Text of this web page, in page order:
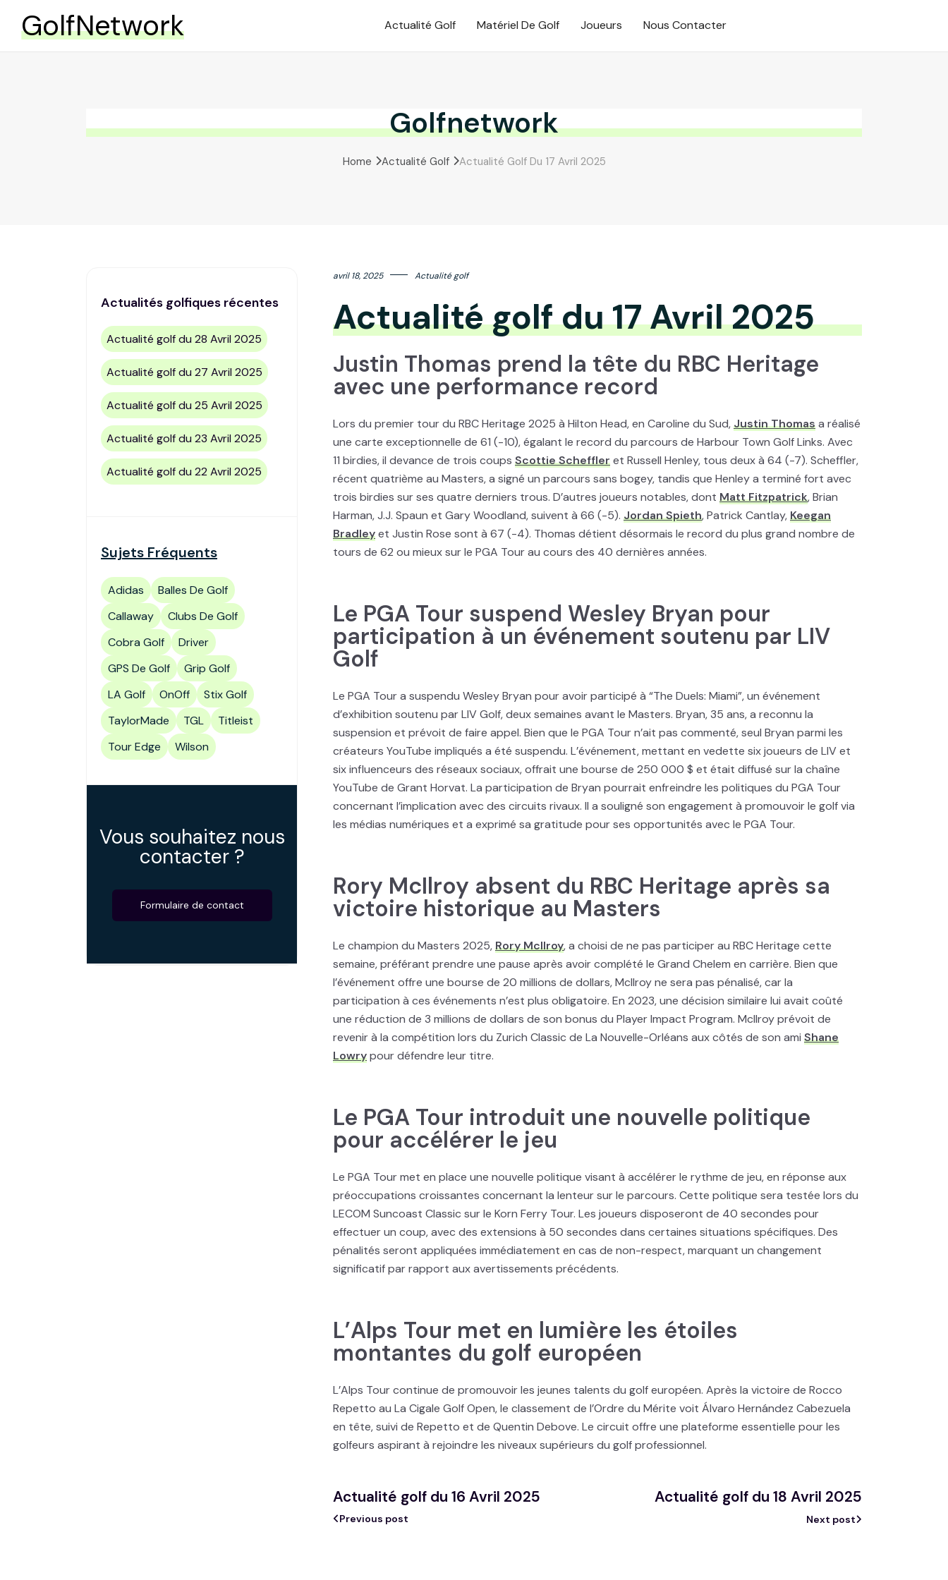
GolfNetwork Actualité Golf Matériel De Golf Joueurs Nous Contacter
Golfnetwork
Home Actualité Golf Actualité Golf Du 17 Avril 2025
Actualités golfiques récentes
Actualité golf du 28 Avril 2025
Actualité golf du 27 Avril 2025
Actualité golf du 25 Avril 2025
Actualité golf du 23 Avril 2025
Actualité golf du 22 Avril 2025
Sujets Fréquents
Adidas
Balles De Golf
Callaway
Clubs De Golf
Cobra Golf
Driver
GPS De Golf
Grip Golf
LA Golf
OnOff
Stix Golf
TaylorMade
TGL
Titleist
Tour Edge
Wilson
Vous souhaitez nous
contacter ?
Formulaire de contact
avril 18, 2025 Actualité golf
Actualité golf du 17 Avril 2025
Justin Thomas prend la tête du RBC Heritage
avec une performance record
Lors du premier tour du RBC Heritage 2025 à Hilton Head, en Caroline du Sud,Justin Thomasa réalisé
une carte exceptionnelle de 61 (-10), égalant le record du parcours de Harbour Town Golf Links. Avec
11 birdies, il devance de trois coups Scottie Scheffleret Russell Henley, tous deux à 64 (-7). Scheffler,
récent quatrième au Masters, a signé un parcours sans bogey, tandis que Henley a terminé fort avec
trois birdies sur ses quatre derniers trous. D’autres joueurs notables, dont Matt Fitzpatrick, Brian
Harman, J.J. Spaun et Gary Woodland, suivent à 66 (-5). Jordan Spieth, Patrick Cantlay,Keegan
Bradleyet Justin Rose sont à 67 (-4). Thomas détient désormais le record du plus grand nombre de
tours de 62 ou mieux sur le PGA Tour au cours des 40 dernières années.
Le PGA Tour suspend Wesley Bryan pour
participation à un événement soutenu par LIV
Golf
Le PGA Tour a suspendu Wesley Bryan pour avoir participé à “The Duels: Miami”, un événement
d’exhibition soutenu par LIV Golf, deux semaines avant le Masters. Bryan, 35 ans, a reconnu la
suspension et prévoit de faire appel. Bien que le PGA Tour n’ait pas commenté, seul Bryan parmi les
créateurs YouTube impliqués a été suspendu. L’événement, mettant en vedette six joueurs de LIV et
six influenceurs des réseaux sociaux, offrait une bourse de 250 000 $ et était diffusé sur la chaîne
YouTube de Grant Horvat. La participation de Bryan pourrait enfreindre les politiques du PGA Tour
concernant l’implication avec des circuits rivaux. Il a souligné son engagement à promouvoir le golf via
les médias numériques et a exprimé sa gratitude pour ses opportunités avec le PGA Tour.
Rory McIlroy absent du RBC Heritage après sa
victoire historique au Masters
Le champion du Masters 2025,Rory McIlroy, a choisi de ne pas participer au RBC Heritage cette
semaine, préférant prendre une pause après avoir complété le Grand Chelem en carrière. Bien que
l’événement offre une bourse de 20 millions de dollars, McIlroy ne sera pas pénalisé, car la
participation à ces événements n’est plus obligatoire. En 2023, une décision similaire lui avait coûté
une réduction de 3 millions de dollars de son bonus du Player Impact Program. McIlroy prévoit de
revenir à la compétition lors du Zurich Classic de La Nouvelle-Orléans aux côtés de son ami Shane
Lowrypour défendre leur titre.
Le PGA Tour introduit une nouvelle politique
pour accélérer le jeu
Le PGA Tour met en place une nouvelle politique visant à accélérer le rythme de jeu, en réponse aux
préoccupations croissantes concernant la lenteur sur le parcours. Cette politique sera testée lors du
LECOM Suncoast Classic sur le Korn Ferry Tour. Les joueurs disposeront de 40 secondes pour
effectuer un coup, avec des extensions à 50 secondes dans certaines situations spécifiques. Des
pénalités seront appliquées immédiatement en cas de non-respect, marquant un changement
significatif par rapport aux avertissements précédents.
L’Alps Tour met en lumière les étoiles
montantes du golf européen
L’Alps Tour continue de promouvoir les jeunes talents du golf européen. Après la victoire de Rocco
Repetto au La Cigale Golf Open, le classement de l’Ordre du Mérite voit Álvaro Hernández Cabezuela
en tête, suivi de Repetto et de Quentin Debove. Le circuit offre une plateforme essentielle pour les
golfeurs aspirant à rejoindre les niveaux supérieurs du golf professionnel.
Actualité golf du 16 Avril 2025
Previous post
Actualité golf du 18 Avril 2025
Next post